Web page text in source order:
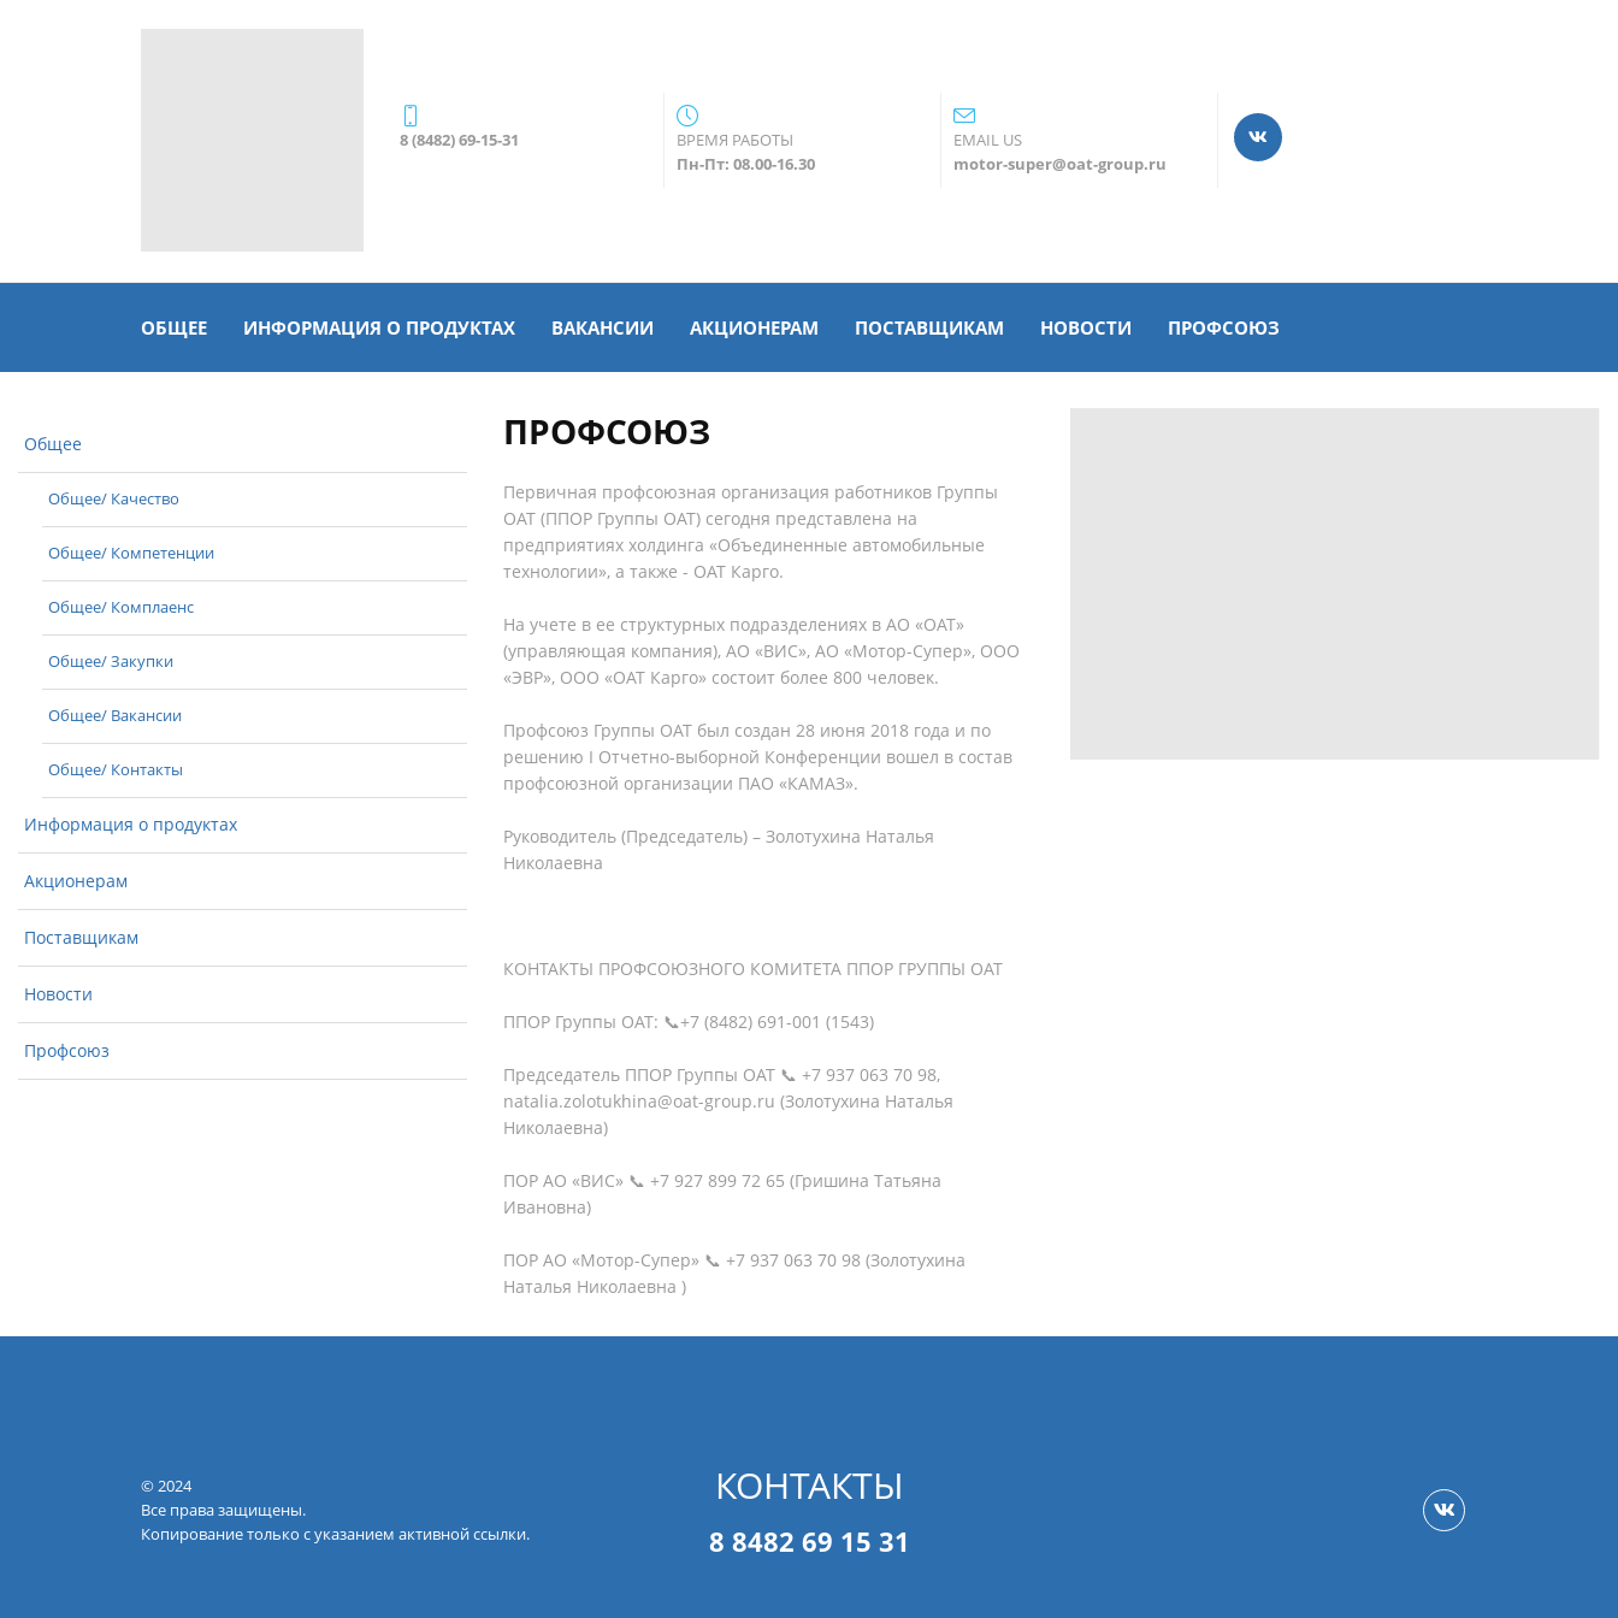
8 (8482) 69-15-31
ВРЕМЯ РАБОТЫ
Пн-Пт: 08.00-16.30
EMAIL US
motor-super@oat-group.ru
ОБЩЕЕ ИНФОРМАЦИЯ О ПРОДУКТАХ ВАКАНСИИ АКЦИОНЕРАМ ПОСТАВЩИКАМ НОВОСТИ ПРОФСОЮЗ
Общее
Общее/ Качество
Общее/ Компетенции
Общее/ Комплаенс
Общее/ Закупки
Общее/ Вакансии
Общее/ Контакты
Информация о продуктах
Акционерам
Поставщикам
Новости
Профсоюз
ПРОФСОЮЗ
Первичная профсоюзная организация работников Группы
ОАТ (ППОР Группы ОАТ) сегодня представлена на
предприятиях холдинга «Объединенные автомобильные
технологии», а также - ОАТ Карго.
На учете в ее структурных подразделениях в АО «ОАТ»
(управляющая компания), АО «ВИС», АО «Мотор-Супер», ООО
«ЭВР», ООО «ОАТ Карго» состоит более 800 человек.
Профсоюз Группы ОАТ был создан 28 июня 2018 года и по
решению I Отчетно-выборной Конференции вошел в состав
профсоюзной организации ПАО «КАМАЗ».
Руководитель (Председатель) – Золотухина Наталья
Николаевна
КОНТАКТЫ ПРОФСОЮЗНОГО КОМИТЕТА ППОР ГРУППЫ ОАТ
ППОР Группы ОАТ: 📞+7 (8482) 691-001 (1543)
Председатель ППОР Группы ОАТ 📞 +7 937 063 70 98,
natalia.zolotukhina@oat-group.ru (Золотухина Наталья
Николаевна)
ПОР АО «ВИС» 📞 +7 927 899 72 65 (Гришина Татьяна
Ивановна)
ПОР АО «Мотор-Супер» 📞 +7 937 063 70 98 (Золотухина
Наталья Николаевна )
© 2024
Все права защищены.
Копирование только с указанием активной ссылки.
КОНТАКТЫ
8 8482 69 15 31